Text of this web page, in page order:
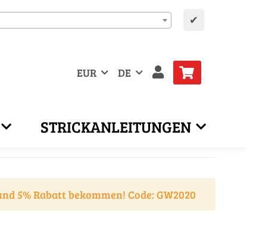
✔
EUR DE
STRICKANLEITUNGEN
5% Rabatt bekommen! Code: GW2020